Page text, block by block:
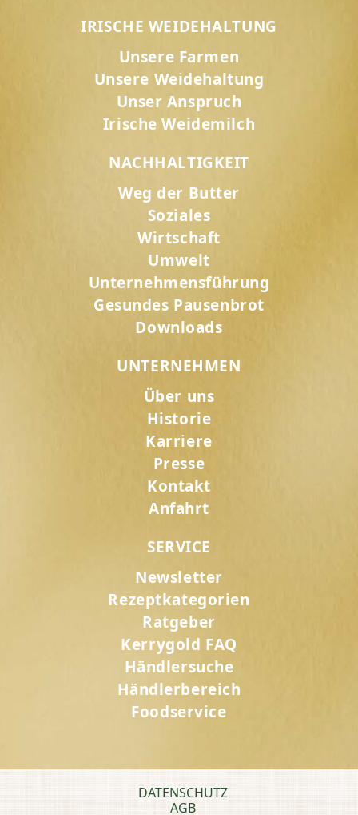
IRISCHE WEIDEHALTUNG
Unsere Farmen
Unsere Weidehaltung
Unser Anspruch
Irische Weidemilch
NACHHALTIGKEIT
Weg der Butter
Soziales
Wirtschaft
Umwelt
Unternehmensführung
Gesundes Pausenbrot
Downloads
UNTERNEHMEN
Über uns
Historie
Karriere
Presse
Kontakt
Anfahrt
SERVICE
Newsletter
Rezeptkategorien
Ratgeber
Kerrygold FAQ
Händlersuche
Händlerbereich
Foodservice
DATENSCHUTZ
AGB